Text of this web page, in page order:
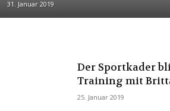
31. Januar 2019
Der Sportkader
Training mit
25. Januar 2019